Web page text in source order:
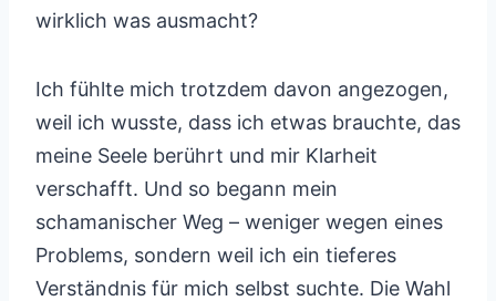
wirklich was ausmacht?
Ich fühlte mich trotzdem davon angezogen,
weil ich wusste, dass ich etwas brauchte, das
meine Seele berührt und mir Klarheit
verschafft. Und so begann mein
schamanischer Weg – weniger wegen eines
Problems, sondern weil ich ein tieferes
Verständnis für mich selbst suchte. Die Wahl